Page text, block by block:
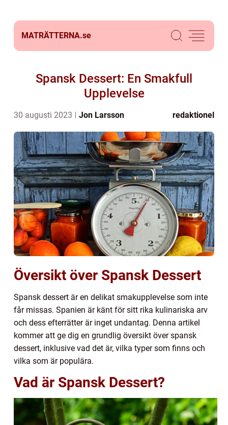
MATRÄTTERNA.se
Spansk Dessert: En Smakfull
Upplevelse
30 augusti 2023 Jon Larsson redaktionel
Översikt över Spansk Dessert
Spansk dessert är en delikat smakupplevelse som inte
får missas. Spanien är känt för sitt rika kulinariska arv
och dess efterrätter är inget undantag. Denna artikel
kommer att ge dig en grundlig översikt över spansk
dessert, inklusive vad det är, vilka typer som finns och
vilka som är populära.
Vad är Spansk Dessert?